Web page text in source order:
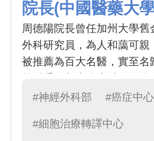
院長(中國醫藥大
周德陽院長曾任加州大學舊
外科研究員，為人和藹可親
被推薦為百大名醫，實至名
秘體的研究上更是首屈一指
#神經外科部 #癌症中心
#細胞治療轉譯中心